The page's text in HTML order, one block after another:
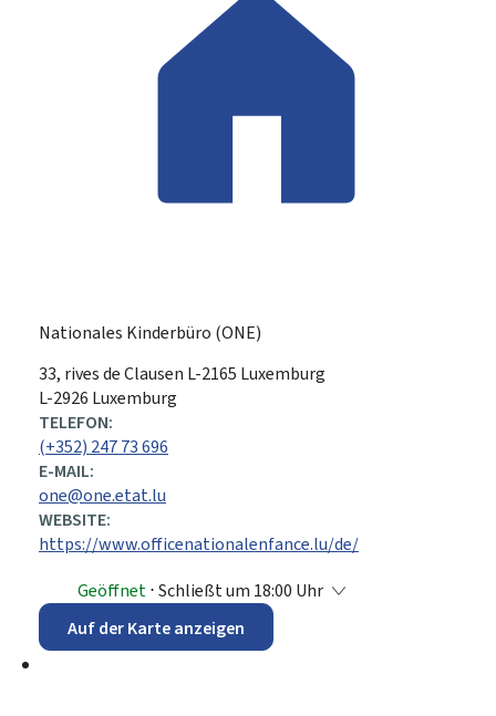
Nationales Kinderbüro (ONE)
ADRESSE:
33, rives de Clausen L-2165 Luxemburg
L-2926 Luxemburg
TELEFON:
(+352) 247 73 696
E-MAIL:
one@one.etat.lu
WEBSITE:
https://www.officenationalenfance.lu/de/
Geöffnet⋅ Schließt um 18:00 Uhr
Auf der Karte anzeigen